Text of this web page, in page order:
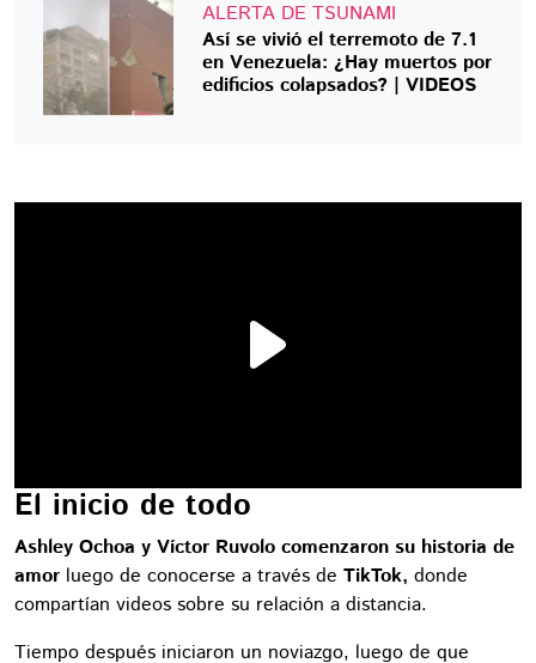
ALERTA DE TSUNAMI
Así se vivió el terremoto de 7.1
en Venezuela: ¿Hay muertos por
edificios colapsados? | VIDEOS
El inicio de todo
Ashley Ochoa y Víctor Ruvolo comenzaron su historia de
amor luego de conocerse a través de TikTok, donde
compartían videos sobre su relación a distancia.
Tiempo después iniciaron un noviazgo, luego de que